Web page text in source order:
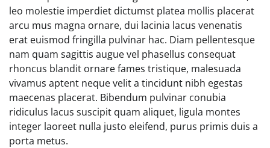
leo molestie imperdiet dictumst platea mollis placerat
arcu mus magna ornare, dui lacinia lacus venenatis
erat euismod fringilla pulvinar hac. Diam pellentesque
nam quam sagittis augue vel phasellus consequat
rhoncus blandit ornare fames tristique, malesuada
vivamus aptent neque velit a tincidunt nibh egestas
maecenas placerat. Bibendum pulvinar conubia
ridiculus lacus suscipit quam aliquet, ligula montes
integer laoreet nulla justo eleifend, purus primis duis a
porta metus.